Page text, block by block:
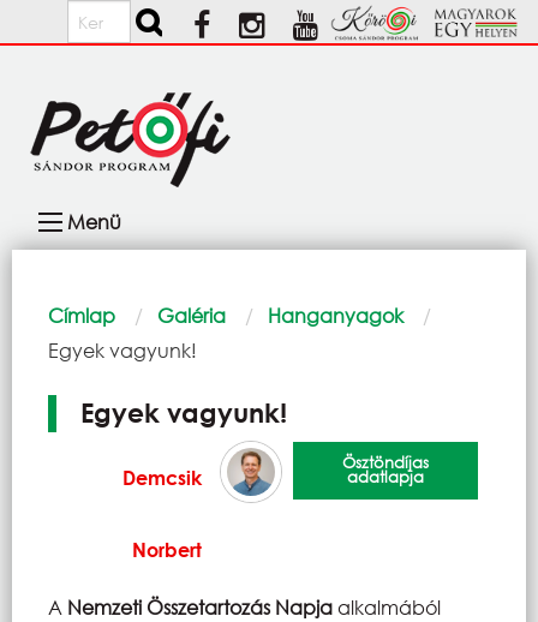
Ugrás a tartalomra
Keresés
navigáció
Menü
Morzsa
Címlap Galéria
Hanganyagok
Current:
Egyek vagyunk!
Egyek vagyunk!
Demcsik
Norbert
Ösztöndíjas
adatlapja
A Nemzeti Összetartozás Napjaalkalmából